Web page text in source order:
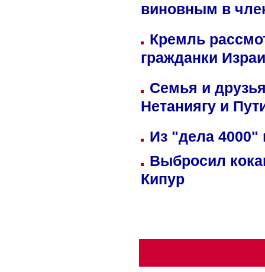
виновным в
Кремль
гражданки
Семья и
Нетаниягу и
Из "дела 4000"
Выбросил
Кипур